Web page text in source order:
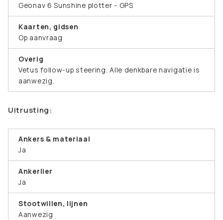
Geonav 6 Sunshine plotter - GPS
Kaarten, gidsen
Op aanvraag
Overig
Vetus follow-up steering. Alle denkbare navigatie is
aanwezig.
Uitrusting:
Ankers & materiaal
Ja
Ankerlier
Ja
Stootwillen, lijnen
Aanwezig